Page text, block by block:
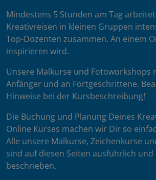
Mindestens 5 Stunden am Tag
Kreativreisen in kleinen Gruppen
Top-Dozenten zusammen. An einem
inspirieren wird.
Unsere Malkurse und Fotoworkshops
Anfänger und an Fortgeschrittene.
Hinweise bei der Kursbeschreibung!
Die Buchung und Planung Deines
Online Kurses machen wir Dir so
Alle unsere Malkurse, Zeichenkurse
sind auf diesen Seiten ausführlich
beschrieben.